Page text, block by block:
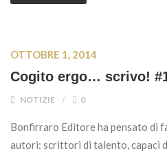
OTTOBRE 1, 2014
Cogito ergo… scrivo!
NOTIZIE 0
Bonfirraro Editore ha pensato di
autori: scrittori di talento, capaci